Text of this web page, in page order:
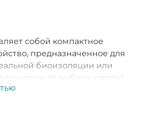
собой компактное
предназначенное для
биоизоляции или
от выбора клеток).
системе энергопитания на
для перемещения групп